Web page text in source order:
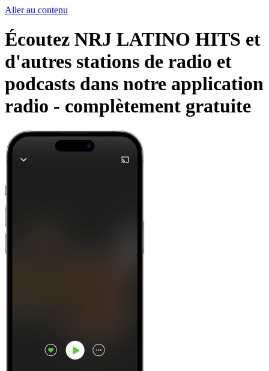
Aller au contenu
Écoutez NRJ LATINO HITS et
d'autres stations de radio et
podcasts dans notre application
radio - complètement gratuite